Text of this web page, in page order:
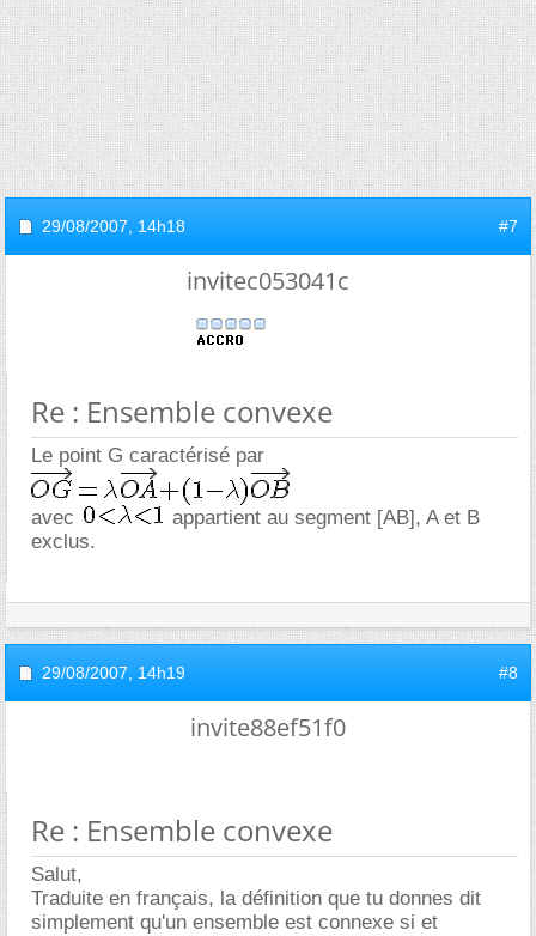
29/08/2007, 14h18 #7
invitec053041c
Re : Ensemble convexe
Le point G caractérisé par
avec
appartient au segment [AB], A et B
exclus.
29/08/2007, 14h19 #8
invite88ef51f0
Re : Ensemble convexe
Salut,
Traduite en français, la définition que tu donnes dit
simplement qu'un ensemble est connexe si et